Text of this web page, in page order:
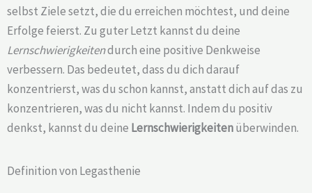
selbst Ziele setzt, die du erreichen möchtest, und deine
Erfolge feierst. Zu guter Letzt kannst du deine
Lernschwierigkeitendurch eine positive Denkweise
verbessern. Das bedeutet, dass du dich darauf
konzentrierst, was du schon kannst, anstatt dich auf das zu
konzentrieren, was du nicht kannst. Indem du positiv
denkst, kannst du deine Lernschwierigkeitenüberwinden.
Definition von Legasthenie